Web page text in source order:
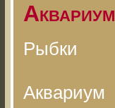
Аквариум
Рыбки
Аквариум